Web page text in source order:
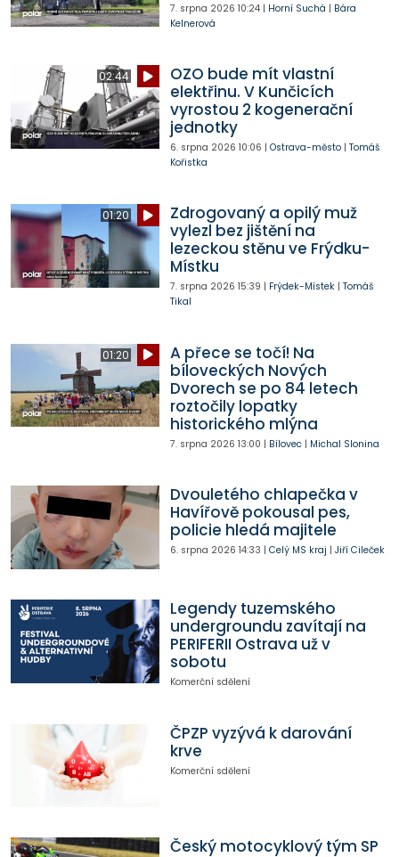
7. srpna 2026 10:24| Horní Suchá | Bára
Kelnerová
02:44
OZO bude mít vlastní
elektřinu. V Kunčicích
vyrostou 2 kogenerační
jednotky
6. srpna 2026 10:06 | Ostrava-město| Tomáš
Kořistka
01:20
Zdrogovaný a opilý muž
vylezl bez jištění na
lezeckou stěnu ve Frýdku-
Místku
7. srpna 2026 15:39 | Frýdek-Místek| Tomáš
Tikal
01:20
A přece se točí! Na
bíloveckých Nových
Dvorech se po 84 letech
roztočily lopatky
historického mlýna
7. srpna 2026 13:00 | Bílovec| Michal Slonina
Dvouletého chlapečka v
Havířově pokousal pes,
policie hledá majitele
6. srpna 2026 14:33 | Celý MS kraj | Jiří Cileček
Legendy tuzemského
undergroundu zavítají na
PERIFERII Ostrava už v
sobotu
Komerční sdělení
ČPZP vyzývá k darování
krve
Komerční sdělení
Český motocyklový tým SP